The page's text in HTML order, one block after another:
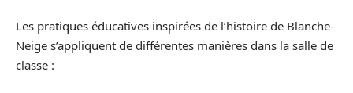
Les pratiques éducatives inspirées de l’histoire de Blanche-
Neige s’appliquent de différentes manières dans la salle de
classe :